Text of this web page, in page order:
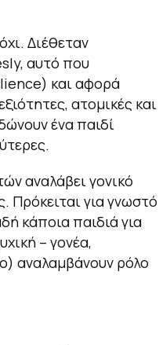
Διέθεταν
αυτό που
και αφορά
ατομικές και
ένα παιδί
αναλάβει γονικό
Πρόκειται για γνωστό
κάποια παιδιά για
– γονέα,
αναλαμβάνουν ρόλο